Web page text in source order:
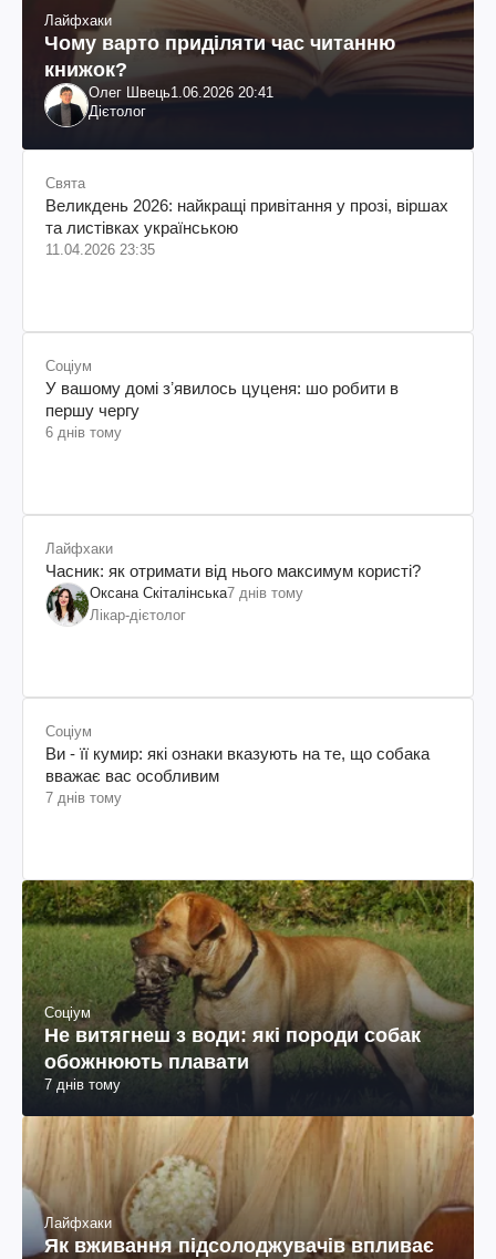
Лайфхаки
Чому варто приділяти час читанню
книжок?
Олег Швець1.06.2026 20:41
Дієтолог
Свята
Великдень 2026: найкращі привітання у прозі, віршах
та листівках українською
11.04.2026 23:35
Соціум
У вашому домі зʼявилось цуценя: шо робити в
першу чергу
6 днів тому
Лайфхаки
Часник: як отримати від нього максимум користі?
Оксана Скіталінська7 днів тому
Лікар-дієтолог
Соціум
Ви - її кумир: які ознаки вказують на те, що собака
вважає вас особливим
7 днів тому
Соціум
Не витягнеш з води: які породи собак
обожнюють плавати
7 днів тому
Лайфхаки
Як вживання підсолоджувачів впливає